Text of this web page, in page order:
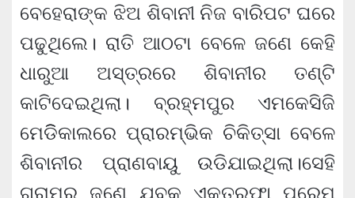
ବେହେରାଙ୍କ ଝିଅ ଶିବାନୀ ନିଜ ବାରିପଟ ଘରେ
ପଢୁଥିଲେ। ରାତି ଆଠଟା ବେଳେ ଜଣେ କେହି
ଧାରୁଆ ଅସ୍ତ୍ରରେ ଶିବାନୀର ତଣ୍ଟି
କାଟିଦେଇଥିଲା। ବ୍ରହ୍ମପୁର ଏମକେସିଜି
ମେଡିିକାଲରେ ପ୍ରାରମ୍ଭିକ ଚିକିତ୍ସା ବେଳେ
ଶିବାନୀର ପ୍ରାଣବାୟୁ ଉଡିଯାଇଥିଲା।ସେହି
ଗ୍ରାମର ଜଣେ ଯୁବକ ଏକତରଫା ପ୍ରେମ